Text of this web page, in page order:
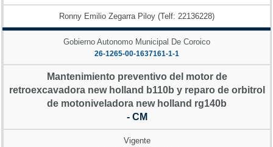
Ronny Emilio Zegarra Piloy (Telf: 22136228)
Gobierno Autonomo Municipal De Coroico
26-1265-00-1637161-1-1
Mantenimiento preventivo del motor de
retroexcavadora new holland b110b y reparo de orbitrol
de motoniveladora new holland rg140b
- CM
Vigente